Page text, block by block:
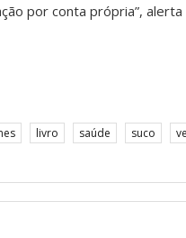
por conta própria”, alerta
livro saúde suco